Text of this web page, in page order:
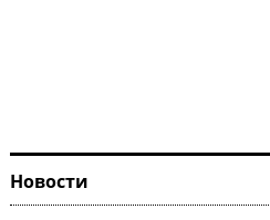
Новости